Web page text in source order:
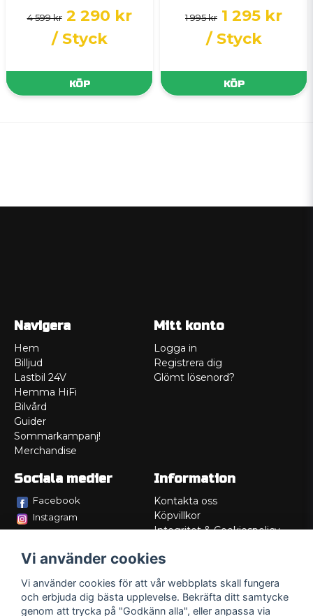
4 599 kr 2 290 kr
/ Styck
KÖP
1 995 kr 1 295 kr
/ Styck
KÖP
Navigera
Hem
Billjud
Lastbil 24V
Hemma HiFi
Bilvård
Guider
Sommarkampanj!
Merchandise
Mitt konto
Logga in
Registrera dig
Glömt lösenord?
Sociala medier
Facebook
Instagram
Information
Kontakta oss
Köpvillkor
Integritet & Cookiespolicy
Service/Garanti
Lådritning
Om oss
Vi använder cookies
Vi använder cookies för att vår webbplats skall fungera
och erbjuda dig bästa upplevelse. Bekräfta ditt samtycke
genom att trycka på "Godkänn alla", eller anpassa via